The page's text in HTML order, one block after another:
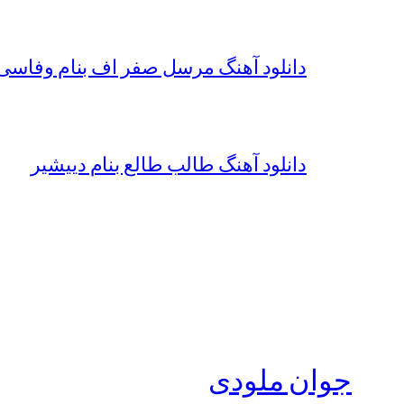
دانلود آهنگ مرسل صفر اف بنام
دانلود آهنگ طالب طالع بنام دییشیر
جوان ملودی